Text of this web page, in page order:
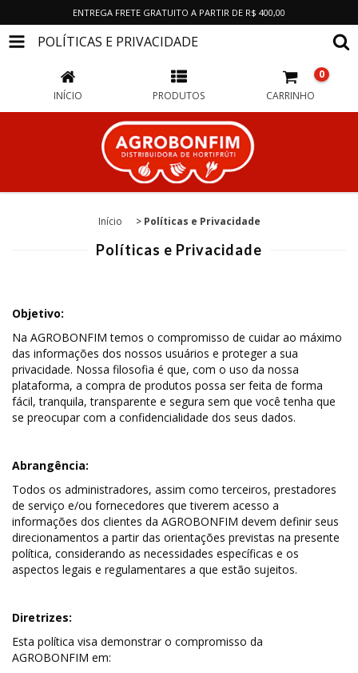
ENTREGA FRETE GRATUITO A PARTIR DE R$ 400,00
POLÍTICAS E PRIVACIDADE
INÍCIO PRODUTOS CARRINHO
0
Início > Políticas e Privacidade
Políticas e Privacidade
Objetivo:
Na AGROBONFIM temos o compromisso de cuidar ao máximo
das informações dos nossos usuários e proteger a sua
privacidade. Nossa filosofia é que, com o uso da nossa
plataforma, a compra de produtos possa ser feita de forma
fácil, tranquila, transparente e segura sem que você tenha que
se preocupar com a confidencialidade dos seus dados.
Abrangência:
Todos os administradores, assim como terceiros, prestadores
de serviço e/ou fornecedores que tiverem acesso a
informações dos clientes da AGROBONFIM devem definir seus
direcionamentos a partir das orientações previstas na presente
política, considerando as necessidades específicas e os
aspectos legais e regulamentares a que estão sujeitos.
Diretrizes:
Esta política visa demonstrar o compromisso da
AGROBONFIM em: